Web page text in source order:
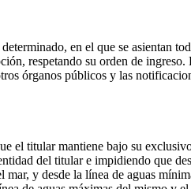
en el que se asientan
respetando su orden de
órganos públicos y las
el titular mantiene bajo su
del titular e impidiendo que
y desde la línea de aguas